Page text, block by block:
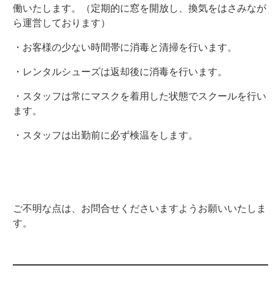
働いたします。（定期的に窓を開放し、換気をはさみなが
ら運営しております）
・お客様の少ない時間帯に消毒と清掃を行います。
・レンタルシューズは返却後に消毒を行います。
・スタッフは常にマスクを着用した状態でスクールを行い
ます。
・スタッフは出勤前に必ず検温をします。
ご不明な点は、お問合せくださいますようお願いいたしま
す。